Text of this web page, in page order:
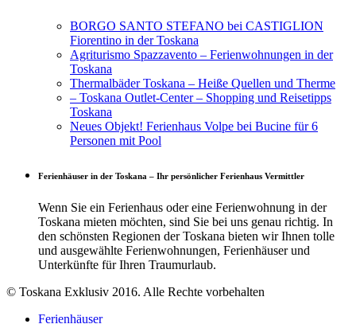
BORGO SANTO STEFANO bei CASTIGLION
Fiorentino in der Toskana
Agriturismo Spazzavento – Ferienwohnungen in der
Toskana
Thermalbäder Toskana – Heiße Quellen und Therme
– Toskana Outlet-Center – Shopping und Reisetipps
Toskana
Neues Objekt! Ferienhaus Volpe bei Bucine für 6
Personen mit Pool
Ferienhäuser in der Toskana – Ihr persönlicher Ferienhaus Vermittler
Wenn Sie ein Ferienhaus oder eine Ferienwohnung in der
Toskana mieten möchten, sind Sie bei uns genau richtig. In
den schönsten Regionen der Toskana bieten wir Ihnen tolle
und ausgewählte Ferienwohnungen, Ferienhäuser und
Unterkünfte für Ihren Traumurlaub.
© Toskana Exklusiv 2016. Alle Rechte vorbehalten
Ferienhäuser